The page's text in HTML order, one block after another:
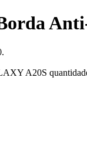
A20S